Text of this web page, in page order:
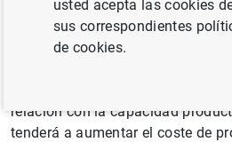
En situaciones de alta demanda
venderán más, por lo que
producción y, para ello,
relación con la capacidad
tenderá a aumentar el coste de
usted acepta las cookies
sus correspondientes
de cookies.